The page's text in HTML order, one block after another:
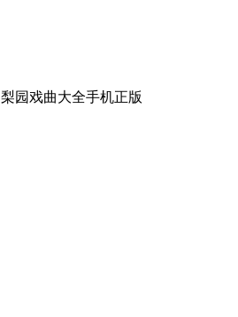
梨园戏曲大全手机正版